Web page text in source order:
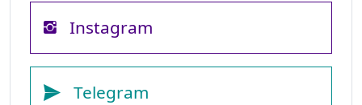
Instagram
Telegram